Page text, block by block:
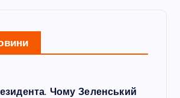
Чому Зеленський